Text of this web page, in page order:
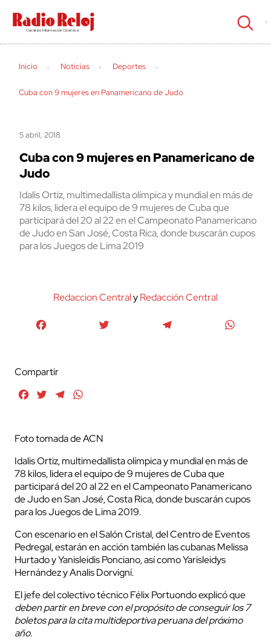
cerrar
Inicio Noticias Deportes
Cuba con 9 mujeres en Panamericano de Judo
5 abril, 2018
Cuba con 9 mujeres en Panamericano de
Judo
Idalis Ortiz, multimedallista olímpica y mundial en más de
78 kilos, lidera el equipo de 9 mujeres de Cuba que
participará del 20 al 22 en el Campeonato Panamericano
de Judo en San José, Costa Rica, donde buscarán cupos
para los Juegos de Lima 2019
Redaccion CentralyRedacción Central
Compartir
FacebookTwitterTelegram
Foto tomada de ACN
Idalis Ortiz, multimedallista olímpica y mundial en más de
78 kilos, lidera el equipo de 9 mujeres de Cuba que
participará del 20 al 22 en el Campeonato Panamericano
de Judo en San José, Costa Rica, donde buscarán cupos
para los Juegos de Lima 2019.
Con escenario en el Salón Cristal, del Centro de Eventos
Pedregal, estarán en acción también las cubanas Melissa
Hurtado y Yanisleidis Ponciano, así como Yarisleidys
Hernández y Analis Dorvigní.
El jefe del colectivo técnico Félix Portuondo explicó que
deben partir en breve con el propósito de conseguir los 7
boletos para la cita multideportiva peruana del próximo
año.